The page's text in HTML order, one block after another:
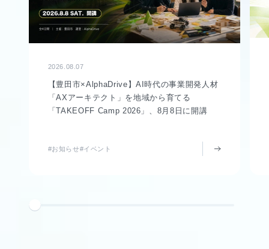
2026.08.07
【豊田市×AlphaDrive】AI時代の事業開発人材
「AXアーキテクト」を地域から育てる
「TAKEOFF Camp 2026」、8月8日に開講
#お知らせ#イベント